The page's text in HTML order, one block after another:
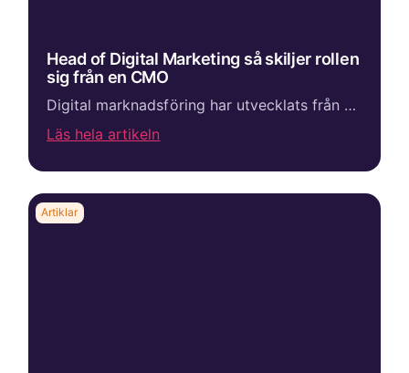
Head of Digital Marketing så skiljer rollen
sig från en CMO
Digital marknadsföring har utvecklats från en specialistfunktion till en central del av företags tillväxtstrategi. För många tech-, SaaS- och B2B-bolag är den digitala marknadsföringen idag den främsta källan till nya kunder, leads och affärsmöjligheter...
Läs hela artikeln
Artiklar